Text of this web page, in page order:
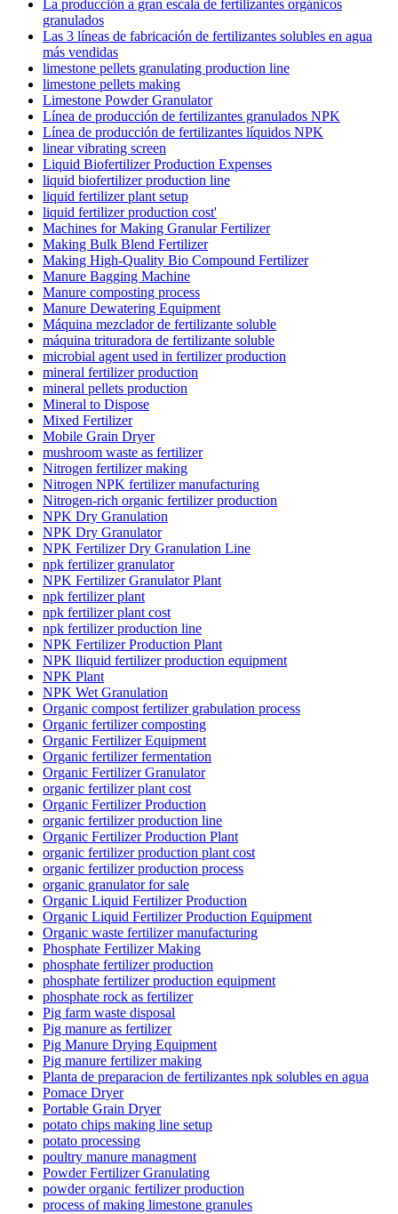
La producción a gran escala de fertilizantes orgánicos
granulados
Las 3 líneas de fabricación de fertilizantes solubles en agua
más vendidas
limestone pellets granulating production line
limestone pellets making
Limestone Powder Granulator
Línea de producción de fertilizantes granulados NPK
Línea de producción de fertilizantes líquidos NPK
linear vibrating screen
Liquid Biofertilizer Production Expenses
liquid biofertilizer production line
liquid fertilizer plant setup
liquid fertilizer production cost'
Machines for Making Granular Fertilizer
Making Bulk Blend Fertilizer
Making High-Quality Bio Compound Fertilizer
Manure Bagging Machine
Manure composting process
Manure Dewatering Equipment
Máquina mezclador de fertilizante soluble
máquina trituradora de fertilizante soluble
microbial agent used in fertilizer production
mineral fertilizer production
mineral pellets production
Mineral to Dispose
Mixed Fertilizer
Mobile Grain Dryer
mushroom waste as fertilizer
Nitrogen fertilizer making
Nitrogen NPK fertilizer manufacturing
Nitrogen-rich organic fertilizer production
NPK Dry Granulation
NPK Dry Granulator
NPK Fertilizer Dry Granulation Line
npk fertilizer granulator
NPK Fertilizer Granulator Plant
npk fertilizer plant
npk fertilizer plant cost
npk fertilizer production line
NPK Fertilizer Production Plant
NPK lliquid fertilizer production equipment
NPK Plant
NPK Wet Granulation
Organic compost fertilizer grabulation process
Organic fertilizer composting
Organic Fertilizer Equipment
Organic fertilizer fermentation
Organic Fertilizer Granulator
organic fertilizer plant cost
Organic Fertilizer Production
organic fertilizer production line
Organic Fertilizer Production Plant
organic fertilizer production plant cost
organic fertilizer production process
organic granulator for sale
Organic Liquid Fertilizer Production
Organic Liquid Fertilizer Production Equipment
Organic waste fertilizer manufacturing
Phosphate Fertilizer Making
phosphate fertilizer production
phosphate fertilizer production equipment
phosphate rock as fertilizer
Pig farm waste disposal
Pig manure as fertilizer
Pig Manure Drying Equipment
Pig manure fertilizer making
Planta de preparacion de fertilizantes npk solubles en agua
Pomace Dryer
Portable Grain Dryer
potato chips making line setup
potato processing
poultry manure managment
Powder Fertilizer Granulating
powder organic fertilizer production
process of making limestone granules